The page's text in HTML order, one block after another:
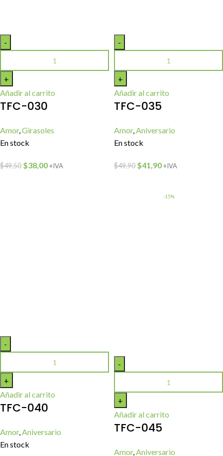
Añadir al carrito
TFC-030
Amor,Girasoles
En stock
$49,50 $38,00+IVA
Añadir al carrito
TFC-035
Amor,Aniversario
En stock
$49,90 $41,90+IVA
Añadir al carrito
TFC-040
Amor,Aniversario
En stock
-15%
Añadir al carrito
TFC-045
Amor,Aniversario